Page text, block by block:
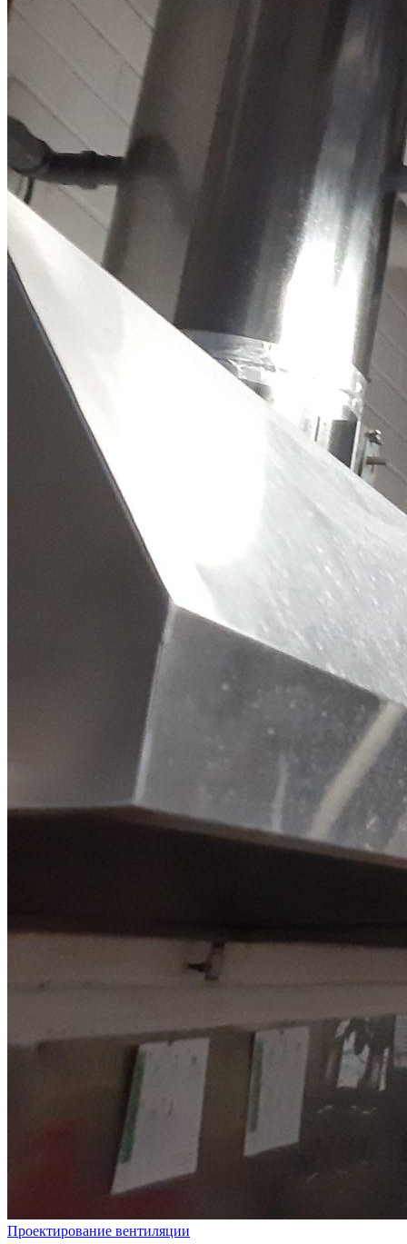
Проектирование вентиляции